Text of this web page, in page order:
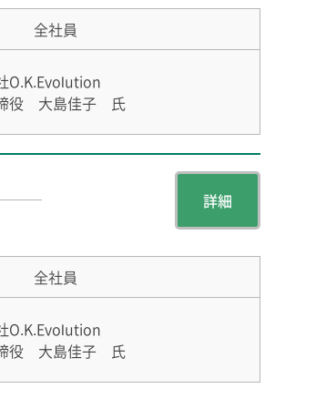
全社員
O.K.Evolution
役 大島佳子 氏
詳細
全社員
O.K.Evolution
役 大島佳子 氏